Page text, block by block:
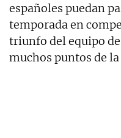
españoles puedan
temporada en
triunfo del equipo
muchos puntos de